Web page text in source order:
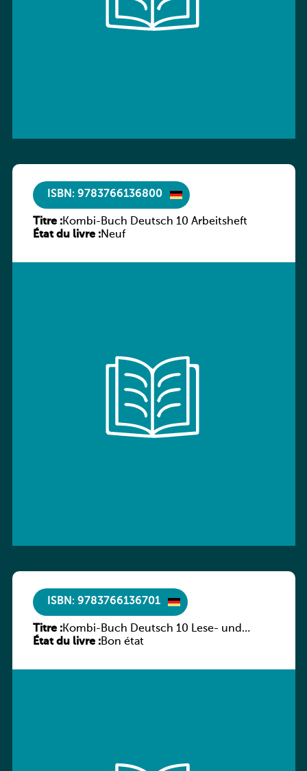
ISBN: 9783766136800
Titre :Kombi-Buch Deutsch 10 Arbeitsheft
État du livre :Neuf
ISBN: 9783766136701
Titre :Kombi-Buch Deutsch 10 Lese- und
Sprachbuch
État du livre :Bon état